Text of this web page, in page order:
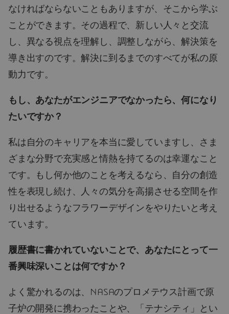
なければならないこともありますが、そこから学ぶ
ことができます。その過程で、新しい人々と交流
し、異なる視点を理解し、調整しながら、解決策を
導き出すのです。解決に到るまでのすべてが私の原
動力です。
もし、あなたがエンジニアでなかったら、何になり
たいですか？
私は自分のキャリアを本当に愛していますし、さま
ざまな分野で充実感と情熱を持てるのは幸運なこと
です。もし何か他のことを考えるなら、自分の創造
性を表現し続け、人々の気分を高揚させる空間を作
り出せるようなフラワーデザインをやりたいと考え
ています。
履歴書に書かれていないことで、あなたにとって一
番興味深いことは何ですか？
よく驚かれるのは、NASAのプロメテウス計画で原
子炉の開発に携わったことや、「テナシティ」とい